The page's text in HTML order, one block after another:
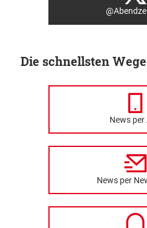
Die schnellsten
News per
News per